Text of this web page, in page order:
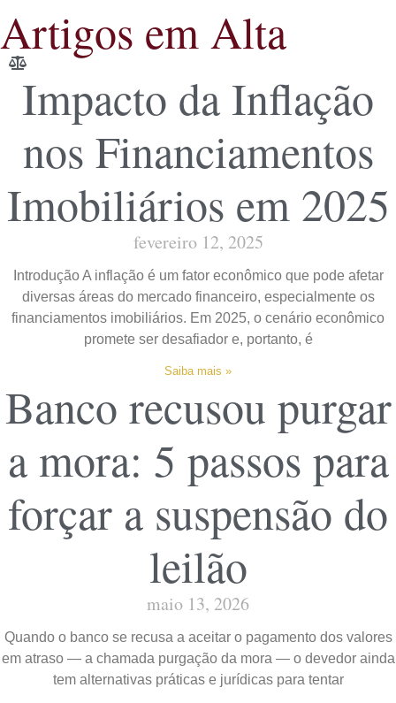
Artigos em Alta
Impacto da Inflação
nos Financiamentos
Imobiliários em 2025
fevereiro 12, 2025
Introdução A inflação é um fator econômico que pode afetar
diversas áreas do mercado financeiro, especialmente os
financiamentos imobiliários. Em 2025, o cenário econômico
promete ser desafiador e, portanto, é
Saiba mais »
Banco recusou purgar
a mora: 5 passos para
forçar a suspensão do
leilão
maio 13, 2026
Quando o banco se recusa a aceitar o pagamento dos valores
em atraso — a chamada purgação da mora — o devedor ainda
tem alternativas práticas e jurídicas para tentar